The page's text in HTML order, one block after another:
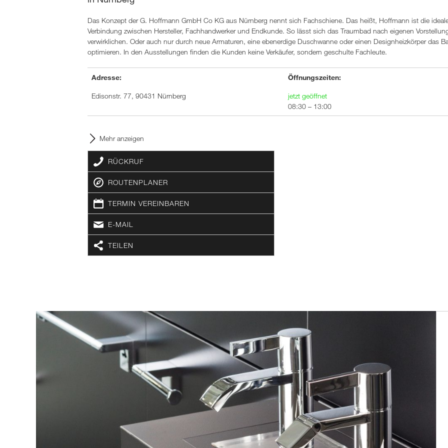
Das Konzept der G. Hoffmann GmbH Co KG aus Nürnberg nennt sich Fachschiene. Das heißt, Hoffmann ist die
Verbindung zwischen Hersteller, Fachhandwerker und Endkunde. So lässt sich das Traumbad nach eigenen
verwirklichen. Oder auch nur durch neue Armaturen, eine ebenerdige Duschwanne oder einen Designheizkörper das
optimieren. In den Ausstellungen finden die Kunden keine Verkäufer, sondern geschulte Fachleute.
Adresse: Öffnungszeiten:
Edisonstr. 77, 90431 Nürnberg
jetzt geöffnet
08:30 – 13:00
Mehr anzeigen
RÜCKRUF
ROUTENPLANER
TERMIN VEREINBAREN
E-MAIL
TEILEN